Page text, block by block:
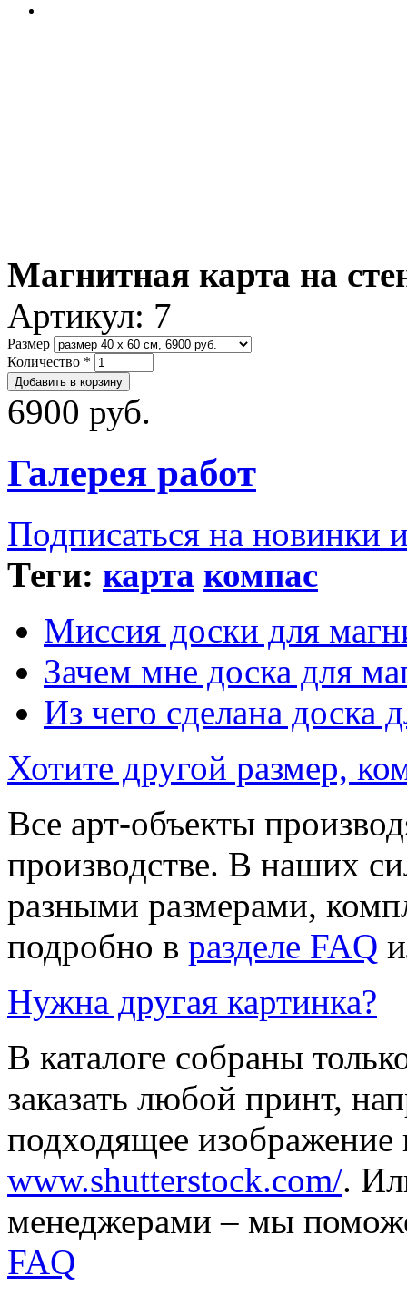
Магнитная карта на
Артикул: 7
Размер
Количество *
6900 руб.
Галерея работ
Подписаться на новинки
Теги: карта компас
Миссия доски для
Зачем мне доска для
Из чего сделана доска
Хотите другой размер,
Все арт-объекты
производстве. В наших
разными размерами,
подробно в разделе FAQ
Нужна другая картинка?
В каталоге собраны
заказать любой принт,
подходящее изображение
www.shutterstock.com/.
менеджерами – мы
FAQ